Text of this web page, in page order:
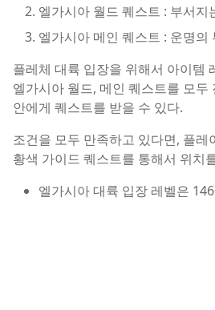
엘가시아 월드 퀘스트 : 부서지
엘가시아 메인 퀘스트 : 운명의
플레체 대륙 입장을 위해서 아이템
엘가시아 월드, 메인 퀘스트를 모두
안에게 퀘스트를 받을 수 있다.
조건을 모두 만족하고 있다면, 플레
황색 가이드 퀘스트를 통해서 위치
엘가시아 대륙 입장 레벨은